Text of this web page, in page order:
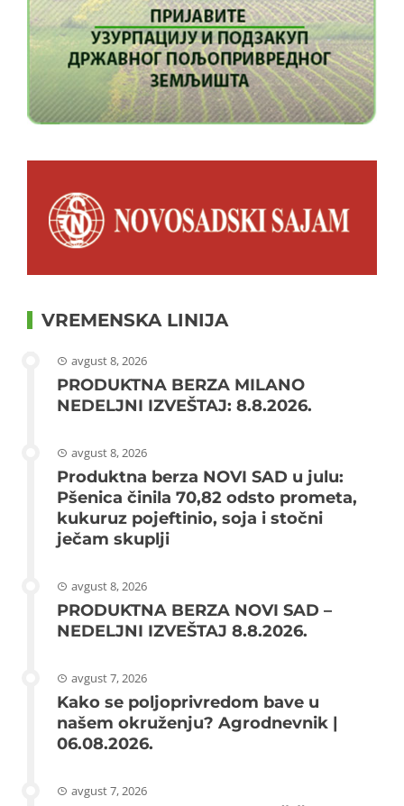
VREMENSKA LINIJA
avgust 8, 2026
PRODUKTNA BERZA MILANO
NEDELJNI IZVEŠTAJ: 8.8.2026.
avgust 8, 2026
Produktna berza NOVI SAD u julu:
Pšenica činila 70,82 odsto prometa,
kukuruz pojeftinio, soja i stočni
ječam skuplji
avgust 8, 2026
PRODUKTNA BERZA NOVI SAD –
NEDELJNI IZVEŠTAJ 8.8.2026.
avgust 7, 2026
Kako se poljoprivredom bave u
našem okruženju? Agrodnevnik |
06.08.2026.
avgust 7, 2026